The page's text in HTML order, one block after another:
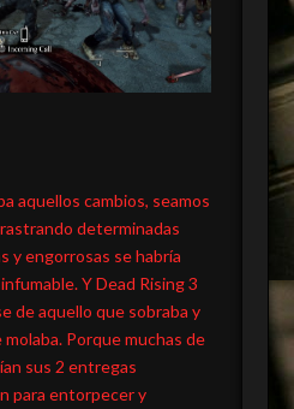
aquellos cambios, seamos
determinadas
y engorrosas se habría
Y Dead Rising 3
de aquello que sobraba y
Porque muchas de
sus 2 entregas
para entorpecer y